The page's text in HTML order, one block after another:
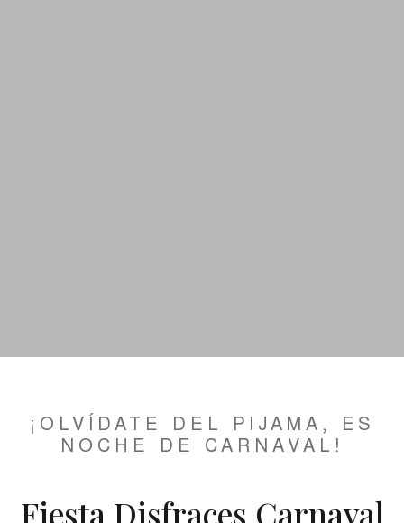
¡OLVÍDATE DEL PIJAMA, ES
NOCHE DE CARNAVAL!
Fiesta Disfraces Carnaval